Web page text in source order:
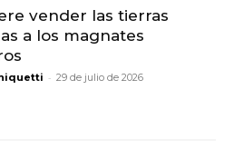
vender las tierras
a los magnates
- 29 de julio de 2026